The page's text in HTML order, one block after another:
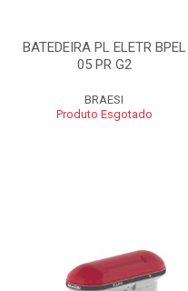
BATEDEIRA PL ELETR BPEL
05 PR G2
BRAESI
Produto Esgotado